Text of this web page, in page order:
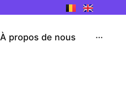
À propos de nous ···